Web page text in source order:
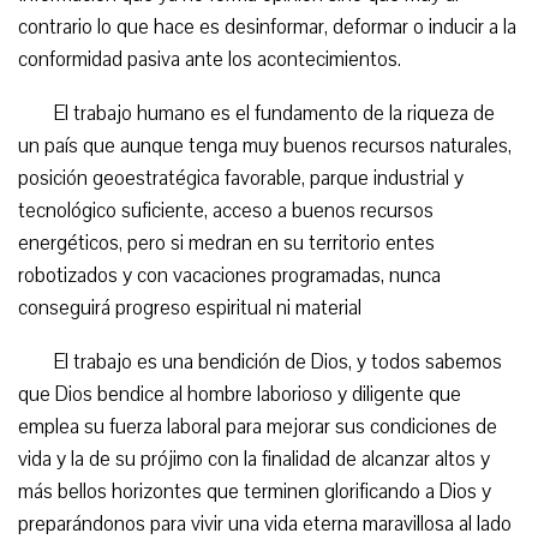
contrario lo que hace es desinformar, deformar o inducir a la
conformidad pasiva ante los acontecimientos.
El trabajo humano es el fundamento de la riqueza de
un país que aunque tenga muy buenos recursos naturales,
posición geoestratégica favorable, parque industrial y
tecnológico suficiente, acceso a buenos recursos
energéticos, pero si medran en su territorio entes
robotizados y con vacaciones programadas, nunca
conseguirá progreso espiritual ni material
El trabajo es una bendición de Dios, y todos sabemos
que Dios bendice al hombre laborioso y diligente que
emplea su fuerza laboral para mejorar sus condiciones de
vida y la de su prójimo con la finalidad de alcanzar altos y
más bellos horizontes que terminen glorificando a Dios y
preparándonos para vivir una vida eterna maravillosa al lado